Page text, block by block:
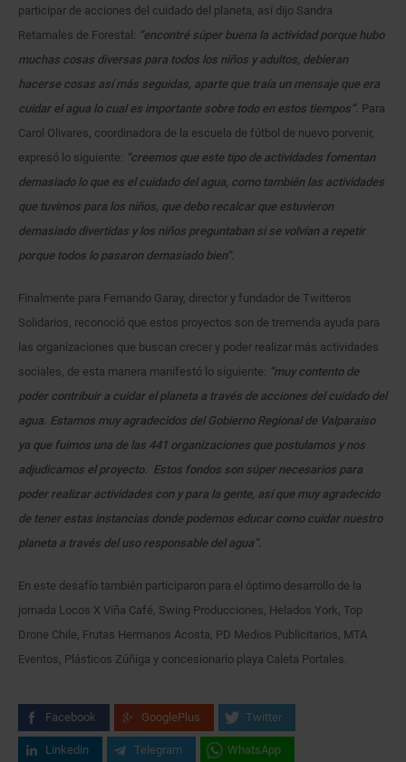
participar de acciones del cuidado del planeta, así dijo Sandra
Retamales de Forestal: “encontré súper buena la actividad porque hubo
muchas cosas diversas para todos los niños y adultos, debieran
hacerse cosas así más seguidas, aparte que traía un mensaje que era
cuidar el agua lo cual es importante sobre todo en estos tiempos”. Para
Carol Olivares, coordinadora de la escuela de fútbol de nuevo porvenir,
expresó lo siguiente: “creemos que este tipo de actividades fomentan
demasiado lo que es el cuidado del agua, como también las actividades
que tuvimos para los niños, que debo recalcar que estuvieron
demasiado divertidas y los niños preguntaban si se volvían a repetir
porque todos lo pasaron demasiado bien”.
Finalmente para Fernando Garay, director y fundador de Twitteros
Solidarios, reconoció que estos proyectos son de tremenda ayuda para
las organizaciones que buscan crecer y poder realizar más actividades
sociales, de esta manera manifestó lo siguiente: “muy contento de
poder contribuir a cuidar el planeta a través de acciones del cuidado del
agua. Estamos muy agradecidos del Gobierno Regional de Valparaíso
ya que fuimos una de las 441 organizaciones que postulamos y nos
adjudicamos el proyecto. Estos fondos son súper necesarios para
poder realizar actividades con y para la gente, así que muy agradecido
de tener estas instancias donde podemos educar como cuidar nuestro
planeta a través del uso responsable del agua”.
En este desafío también participaron para el óptimo desarrollo de la
jornada Locos X Viña Café, Swing Producciones, Helados York, Top
Drone Chile, Frutas Hermanos Acosta, PD Medios Publicitarios, MTA
Eventos, Plásticos Zúñiga y concesionario playa Caleta Portales.
Facebook GooglePlus Twitter
Linkedin Telegram WhatsApp